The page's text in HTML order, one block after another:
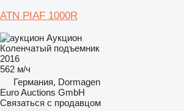
ATN PIAF 1000R
Аукцион
Коленчатый подъемник
2016
562 м/ч
Германия, Dormagen
Euro Auctions GmbH
Связаться с продавцом